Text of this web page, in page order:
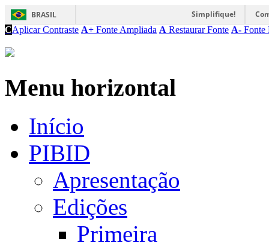
BRASIL Simplifique!
CAplicar Contraste A+ Fonte Ampliada A Restaurar Fonte A- Fonte
Menu horizontal
Início
PIBID
Apresentação
Edições
Primeira